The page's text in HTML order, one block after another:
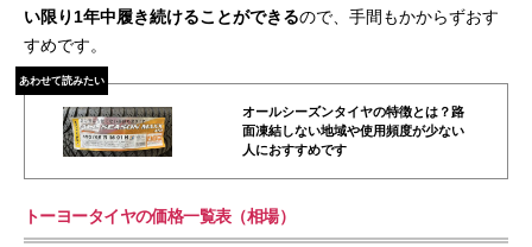
い限り1年中履き続けることができるので、手間もかからずおす
すめです。
あわせて読みたい
オールシーズンタイヤの特徴とは？路
面凍結しない地域や使用頻度が少ない
人におすすめです
トーヨータイヤの価格一覧表（相場）